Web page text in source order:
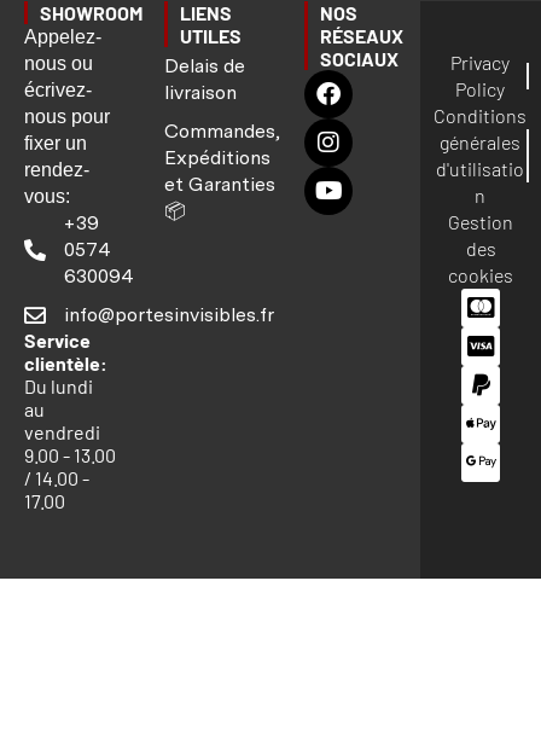
SHOWROOM
Appelez-
nous ou
écrivez-
nous pour
fixer un
rendez-
vous:
+39
0574
630094
info@portesinvisibles.fr
Service
clientèle:
Du lundi
au
vendredi
9.00 - 13.00
/ 14.00 -
17.00
LIENS
UTILES
Delais de
livraison
Commandes,
Expéditions
et Garanties
📦
NOS
RÉSEAUX
SOCIAUX
Privacy
Policy
Conditions
générales
d'utilisatio
n
Gestion
des
cookies